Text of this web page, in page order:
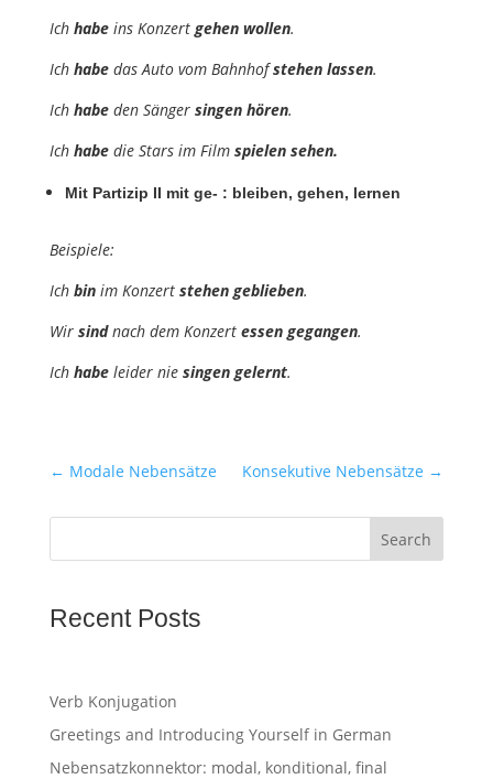
Ich habeins Konzert gehen wollen.
Ich habedas Auto vom Bahnhofstehen lassen.
Ich habeden Sänger singen hören.
Ich habedie Stars im Film spielen sehen.
Mit Partizip II mit ge- : bleiben, gehen, lernen
Beispiele:
Ich binim Konzert stehen geblieben.
Wir sindnach dem Konzert essen gegangen.
Ich habeleider nie singen gelernt.
← Modale Nebensätze Konsekutive Nebensätze →
Search
Recent Posts
Verb Konjugation
Greetings and Introducing Yourself in German
Nebensatzkonnektor: modal, konditional, final